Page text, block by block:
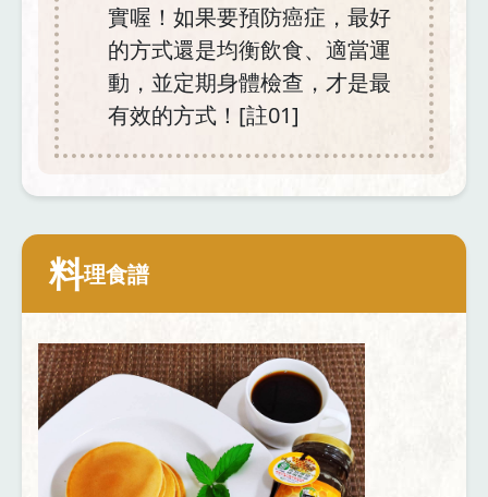
實喔！如果要預防癌症，最好
的方式還是均衡飲食、適當運
動，並定期身體檢查，才是最
有效的方式！[註01]
料理食譜